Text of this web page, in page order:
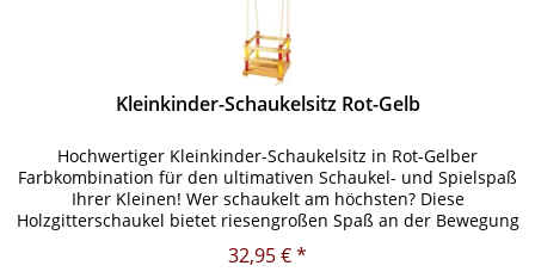
Kleinkinder-Schaukelsitz Rot-Gelb
Hochwertiger Kleinkinder-Schaukelsitz in Rot-Gelber
Farbkombination für den ultimativen Schaukel- und Spielspaß
Ihrer Kleinen! Wer schaukelt am höchsten? Diese
Holzgitterschaukel bietet riesengroßen Spaß an der Bewegung
für Ihre Kleinen!...
32,95 € *